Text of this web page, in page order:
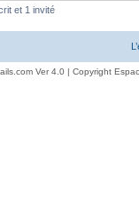
et 1 invité
Ver 4.0 | Copyright